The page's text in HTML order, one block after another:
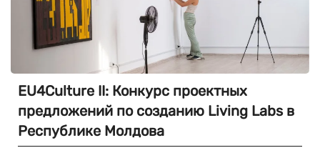
EU4Culture II: Конкурс проектных
предложений по созданию Living Labs в
Республике Молдова